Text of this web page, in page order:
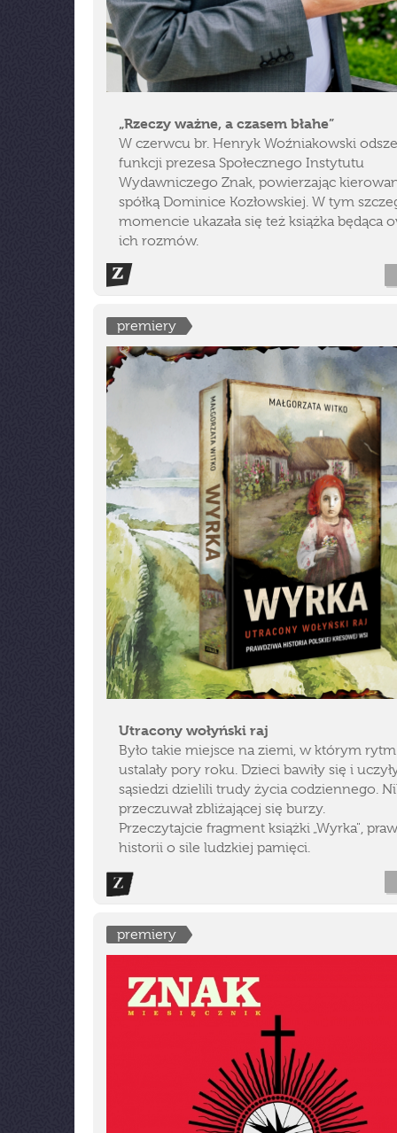
„Rzeczy ważne, a czasem błahe”
W czerwcu br. Henryk Woźniakowski
funkcji prezesa Społecznego Instytutu
Wydawniczego Znak, powierzając
spółką Dominice Kozłowskiej. W tym
momencie ukazała się też książka będąca
ich rozmów.
premiery
Utracony wołyński raj
Było takie miejsce na ziemi, w którym
ustalały pory roku. Dzieci bawiły się i
sąsiedzi dzielili trudy życia codziennego.
przeczuwał zbliżającej się burzy.
Przeczytajcie fragment książki „Wyrka",
historii o sile ludzkiej pamięci.
premiery